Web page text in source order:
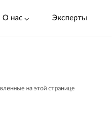
О нас Эксперты
на этой странице